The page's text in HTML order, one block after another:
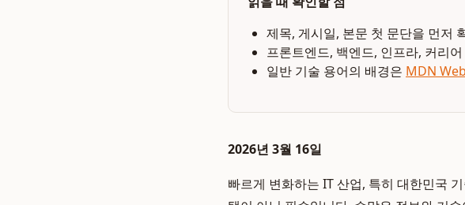
제목, 게시일, 본문 첫 문단을 먼저
프론트엔드, 백엔드, 인프라, 커리
일반 기술 용어의 배경은 MDN
2026년 3월 16일
빠르게 변화하는 IT 산업, 특히 대한민국